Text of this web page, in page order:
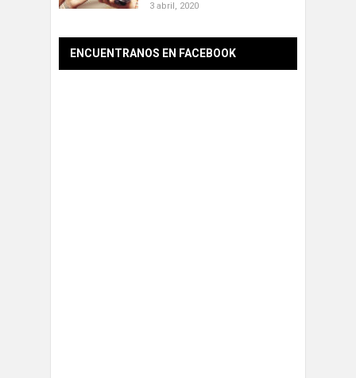
3 abril, 2020
ENCUENTRANOS EN FACEBOOK